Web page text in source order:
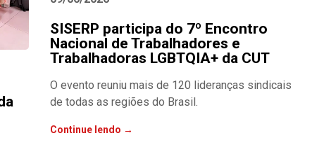
SISERP participa do 7º Encontro
Nacional de Trabalhadores e
Trabalhadoras LGBTQIA+ da CUT
O evento reuniu mais de 120 lideranças sindicais
de todas as regiões do Brasil.
Continue lendo →